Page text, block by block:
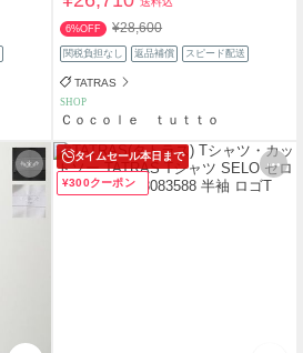
6%OFF ¥28,600
関税負担なし 返品補償 スピード配送
TATRAS
SHOP
Ｃｏｃｏｌｅ ｔｕｔｔｏ
タイムセール本日まで
¥300クーポン